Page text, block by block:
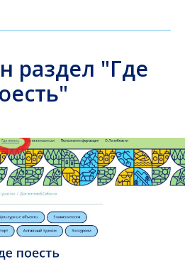
раздел "Где